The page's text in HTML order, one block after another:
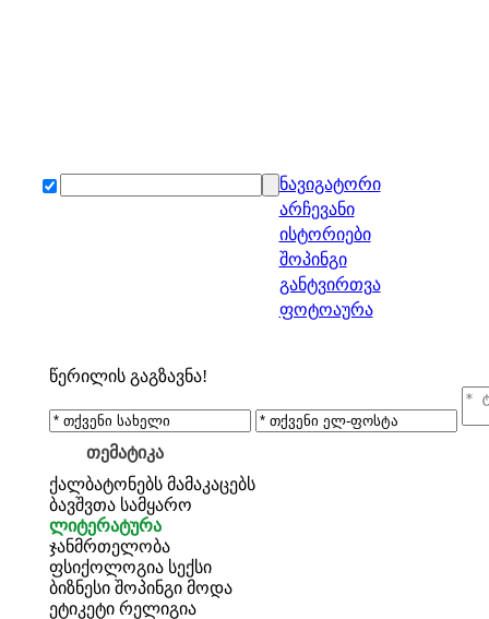
ნავიგატორი
არჩევანი
ისტორიები
შოპინგი
განტვირთვა
ფოტოაურა
წერილის გაგზავნა!
თემატიკა
ქალბატონებს მამაკაცებს
ბავშვთა სამყარო
ლიტერატურა
ჯანმრთელობა
ფსიქოლოგია სექსი
ბიზნესი შოპინგი მოდა
ეტიკეტი რელიგია